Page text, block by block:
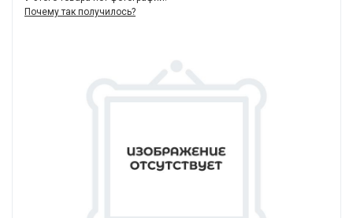
Почему так получилось?